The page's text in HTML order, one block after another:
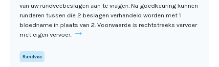
van uw rundveebeslagen aan te vragen. Na goedkeuring kunnen
runderen tussen die 2 beslagen verhandeld worden met 1
bloedname in plaats van 2. Voorwaarde is rechtstreeks vervoer
met eigen vervoer.
Rundvee